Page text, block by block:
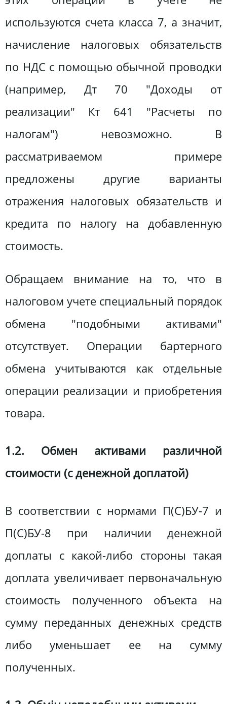
используются счета класса 7, а значит,
начисление налоговых обязательств
по НДС с помощью обычной проводки
(например, Дт 70 "Доходы от
реализации" Кт 641 "Расчеты по
налогам") невозможно. В
рассматриваемом примере
предложены другие варианты
отражения налоговых обязательств и
кредита по налогу на добавленную
стоимость.
Обращаем внимание на то, что в
налоговом учете специальный порядок
обмена "подобными активами"
отсутствует. Операции бартерного
обмена учитываются как отдельные
операции реализации и приобретения
товара.
1.2. Обмен активами различной
стоимости (с денежной доплатой)
В соответствии с нормами П(С)БУ-7 и
П(С)БУ-8 при наличии денежной
доплаты с какой-либо стороны такая
доплата увеличивает первоначальную
стоимость полученного объекта на
сумму переданных денежных средств
либо уменьшает ее на сумму
полученных.